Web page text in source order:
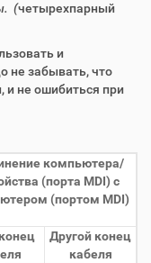
(четырехпарный
и
не забывать, что
и не ошибиться при
компьютера/
(порта MDI) с
(портом MDI)
Другой конец
кабеля